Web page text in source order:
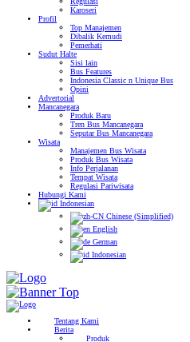
Karoseri
Profil
Top Manajemen
Dibalik Kemudi
Pemerhati
Sudut Halte
Sisi lain
Bus Features
Indonesia Classic n Unique Bus
Opini
Advertorial
Mancanegara
Produk Baru
Tren Bus Mancanegara
Seputar Bus Mancanegara
Wisata
Manajemen Bus Wisata
Produk Bus Wisata
Info Perjalanan
Tempat Wisata
Regulasi Pariwisata
Hubungi Kami
Indonesian
Chinese (Simplified)
English
German
Indonesian
Tentang Kami
Berita
Produk